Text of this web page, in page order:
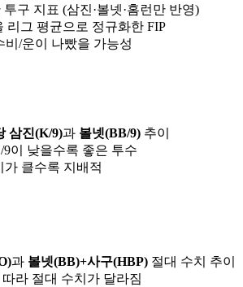
투구 지표 (삼진·볼넷·홈런만 반영)
리그 평균으로 정규화한 FIP
비/운이 나빴을 가능성
삼진(K/9)과 볼넷(BB/9) 추이
이 낮을수록 좋은 투수
가 클수록 지배적
과 볼넷(BB)+사구(HBP) 절대 수치 추이
라 절대 수치가 달라짐